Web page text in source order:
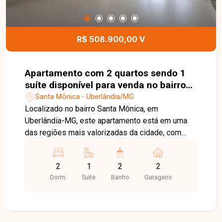
R$ 508.900,00 V
Apartamento com 2 quartos sendo 1
suíte disponível para venda no bairro
Santa Mônica em Uberlândia -MG
Santa Mônica - Uberlândia/MG
Localizado no bairro Santa Mônica, em
Uberlândia-MG, este apartamento está em uma
das regiões mais valorizadas da cidade, com
principais avenidas. A localização oferece
proximidade com universidades, supermercados,
escolas, farmácias, restaurantes e diversos
2
Dorm.
1
Suite
2
Banho
2
Garagens